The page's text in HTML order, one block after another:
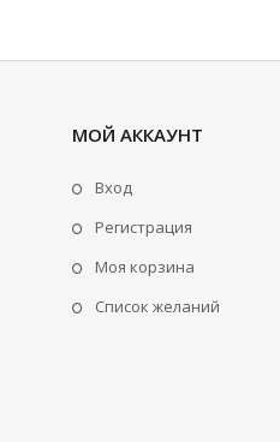
МОЙ АККАУНТ
Вход
Регистрация
Моя корзина
Cписок желаний